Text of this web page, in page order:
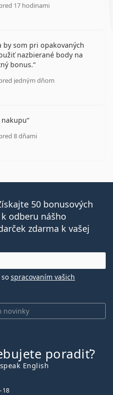
17 hodinami
5 z 5
by som pri opakovaných
nazbierané body na
bonus.
jedným dňom
5 z 5
8 dňami
4 z 5
50 bonusových
odberu nášho
zdarma k vašej
novinky
spracovaním vašich
poradiť?
English